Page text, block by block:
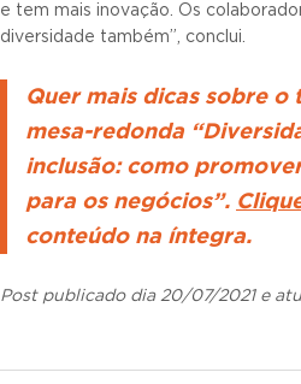
e tem mais inovação. Os
diversidade também”, conclui.
Quer mais dicas sobre o
mesa-redonda
inclusão: como
para os negócios”.
conteúdo na íntegra.
Post publicado dia 20/07/2021 e